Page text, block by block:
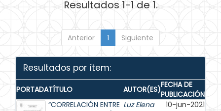
Resultados 1-1 de 1.
Anterior 1 Siguiente
Resultados por ítem:
PORTADATÍTULO AUTOR(ES)FECHA DE
PUBLICACIÓN
“CORRELACIÓN ENTRE Luz Elena
10-jun-2021